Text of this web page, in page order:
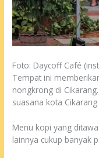
Foto: Daycoff Café
Tempat ini
nongkrong di
suasana kota
Menu kopi yang
lainnya cukup banyak